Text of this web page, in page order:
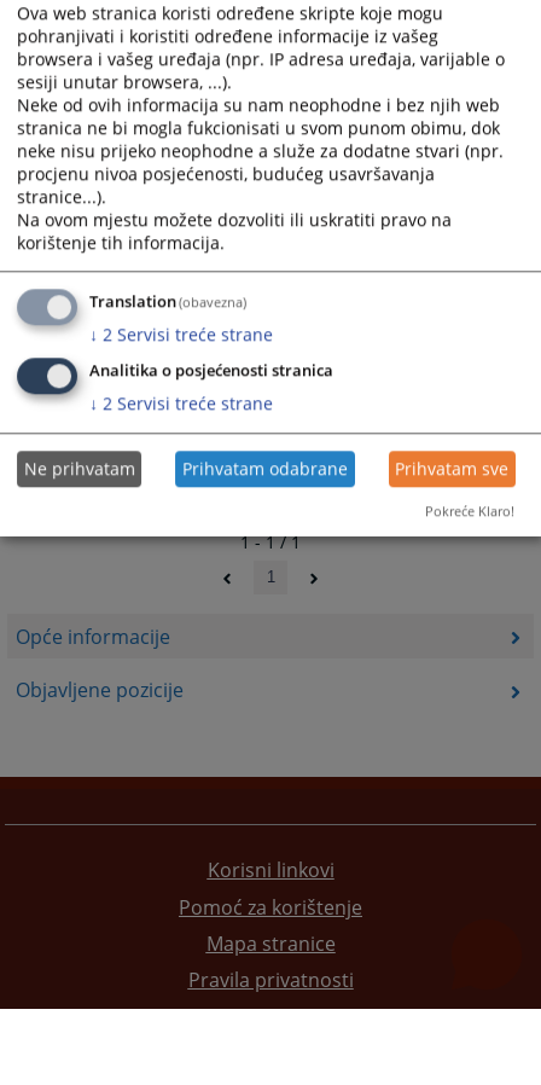
Opće informacije
Objavljene pozicije
1 - 1 / 1
1
Korisni linkovi
Pomoć za korištenje
Mapa stranice
Pravila privatnosti
Ova web stranica koristi određene skripte koje mogu
pohranjivati i koristiti određene informacije iz vašeg
browsera i vašeg uređaja (npr. IP adresa uređaja, varijable o
sesiji unutar browsera, ...).
Neke od ovih informacija su nam neophodne i bez njih web
stranica ne bi mogla fukcionisati u svom punom obimu, dok
neke nisu prijeko neophodne a služe za dodatne stvari (npr.
procjenu nivoa posjećenosti, budućeg usavršavanja
stranice...).
Na ovom mjestu možete dozvoliti ili uskratiti pravo na
korištenje tih informacija.
Translation(obavezna)
↓ 2 Servisi treće strane
Analitika o posjećenosti stranica
↓ 2 Servisi treće strane
Ne prihvatam Prihvatam odabrane Prihvatam sve
Pokreće Klaro!